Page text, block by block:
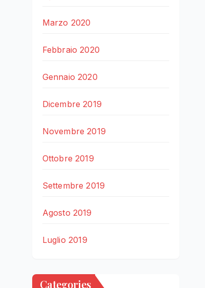
Marzo 2020
Febbraio 2020
Gennaio 2020
Dicembre 2019
Novembre 2019
Ottobre 2019
Settembre 2019
Agosto 2019
Luglio 2019
Categories